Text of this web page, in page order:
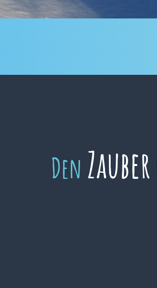
Den Zauber